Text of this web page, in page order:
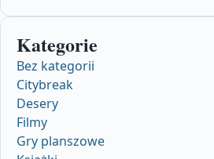
Kategorie
Bez kategorii
Citybreak
Desery
Filmy
Gry planszowe